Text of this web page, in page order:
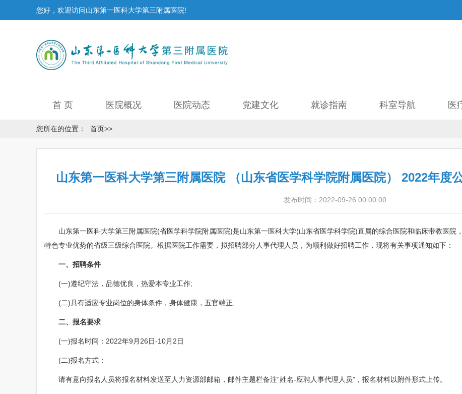
您好，欢迎访问山东第一医科大学第三附属医院!
首 页 医院概况 医院动态 党建文化 就诊指南 科室导航 医
您所在的位置： 首页>>
山东第一医科大学第三附属医院 （山东省医学科学院附属医院） 2022年度
发布时间：2022-09-26 00:00:00
山东第一医科大学第三附属医院(省医学科学院附属医院)是山东第一医科大学(山东省医学科学院)直属的综合医院和临床带教医院
特色专业优势的省级三级综合医院。根据医院工作需要，拟招聘部分人事代理人员，为顺利做好招聘工作，现将有关事项通知如下：
一、招聘条件
(一)遵纪守法，品德优良，热爱本专业工作;
(二)具有适应专业岗位的身体条件，身体健康，五官端正;
二、报名要求
(一)报名时间：2022年9月26日-10月2日
(二)报名方式：
请有意向报名人员将报名材料发送至人力资源部邮箱，邮件主题栏备注“姓名-应聘人事代理人员”，报名材料以附件形式上传。